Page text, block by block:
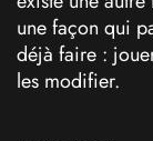
une façon qui
déjà faire :
les modifier.